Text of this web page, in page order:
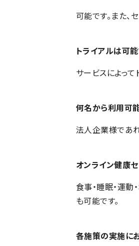
可能です。また、
トライアルは可能
サービスによっ
何名から利用可
法人企業様であ
オンライン健康
食事・睡眠・運
も可能です。
各施策の実施に